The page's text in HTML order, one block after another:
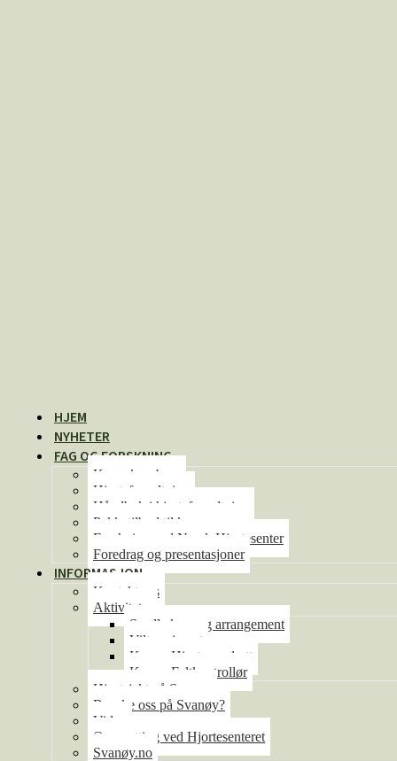
HJEM
NYHETER
FAG OG FORSKNING
Kunnskapsbase
Hjorteforvaltning
Håndbok i hjorteforvaltning
Pakketilbud til kommunene
Forskning ved Norsk Hjortesenter
Foredrag og presentasjoner
INFORMASJON
Kontakt oss
Aktiviteter
Se alle kurs og arrangement
Viltseminaret
Kurs – Hjorteoppdrett
Kurs – Feltkontrollør
Hjortejakt på Svanøy
Besøke oss på Svanøy?
Video
Overnatting ved Hjortesenteret
Svanøy.no